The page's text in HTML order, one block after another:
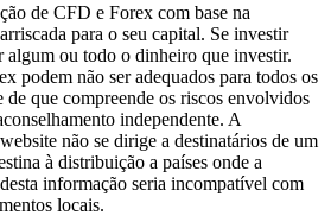
de CFD e Forex com base na
para o seu capital. Se investir
algum ou todo o dinheiro que investir.
podem não ser adequados para todos os
que compreende os riscos envolvidos
independente. A
não se dirige a destinatários de um
à distribuição a países onde a
informação seria incompatível com
locais.